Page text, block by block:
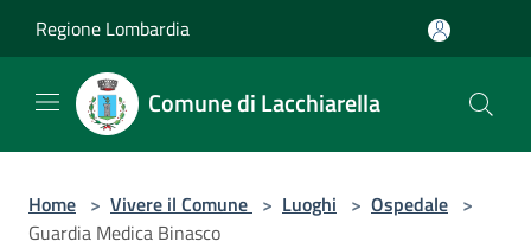
Regione Lombardia
Comune di Lacchiarella
Home > Vivere il Comune > Luoghi > Ospedale >
Guardia Medica Binasco